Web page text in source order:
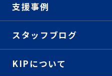
支援事例
スタッフブログ
KIPについて